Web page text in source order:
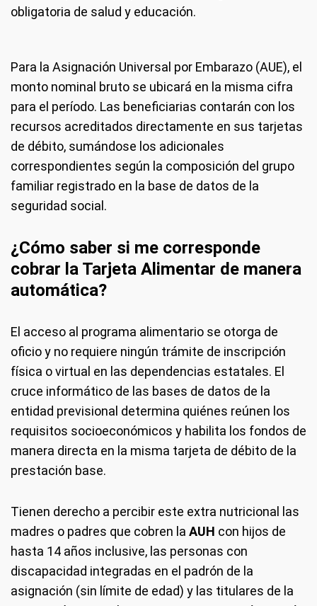
obligatoria de salud y educación.
Para la Asignación Universal por Embarazo (AUE), el
monto nominal bruto se ubicará en la misma cifra
para el período. Las beneficiarias contarán con los
recursos acreditados directamente en sus tarjetas
de débito, sumándose los adicionales
correspondientes según la composición del grupo
familiar registrado en la base de datos de la
seguridad social.
¿Cómo saber si me corresponde
cobrar la Tarjeta Alimentar de manera
automática?
El acceso al programa alimentario se otorga de
oficio y no requiere ningún trámite de inscripción
física o virtual en las dependencias estatales. El
cruce informático de las bases de datos de la
entidad previsional determina quiénes reúnen los
requisitos socioeconómicos y habilita los fondos de
manera directa en la misma tarjeta de débito de la
prestación base.
Tienen derecho a percibir este extra nutricional las
madres o padres que cobren la AUH con hijos de
hasta 14 años inclusive, las personas con
discapacidad integradas en el padrón de la
asignación (sin límite de edad) y las titulares de la